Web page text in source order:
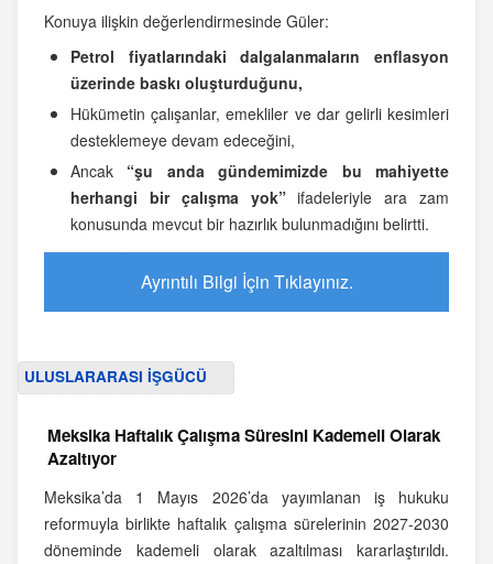
Konuya ilişkin değerlendirmesinde Güler:
Petrol fiyatlarındaki dalgalanmaların enflasyon
üzerinde baskı oluşturduğunu,
Hükümetin çalışanlar, emekliler ve dar gelirli kesimleri
desteklemeye devam edeceğini,
Ancak “şu anda gündemimizde bu mahiyette
herhangi bir çalışma yok”ifadeleriyle ara zam
konusunda mevcut bir hazırlık bulunmadığını belirtti.
Ayrıntılı Bilgi İçin Tıklayınız.
ULUSLARARASI İŞGÜCÜ
Meksika Haftalık Çalışma Süresini Kademeli Olarak
Azaltıyor
Meksika’da 1 Mayıs 2026’da yayımlanan iş hukuku
reformuyla birlikte haftalık çalışma sürelerinin 2027-2030
döneminde kademeli olarak azaltılması kararlaştırıldı.